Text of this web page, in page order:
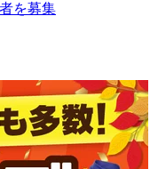
を募集